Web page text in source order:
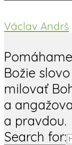
Václav Andrš
Božie
milovať
a
a pravdou.
Search for: